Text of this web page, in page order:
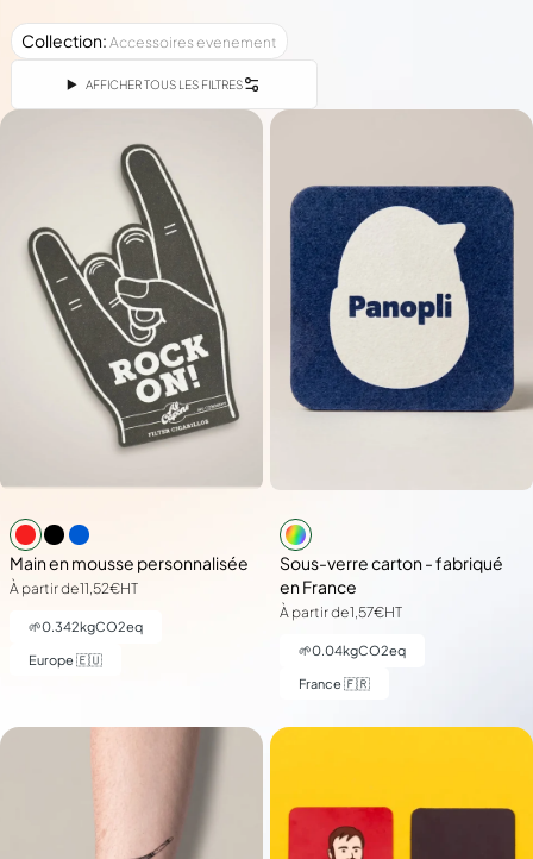
Collection: Accessoires evenement
AFFICHER TOUS LES FILTRES
Main en mousse personnalisée
À partir de11,52€HT
🌱0.342kgCO2eq
Europe 🇪🇺
Sous-verre carton - fabriqué
en France
À partir de1,57€HT
🌱0.04kgCO2eq
France 🇫🇷